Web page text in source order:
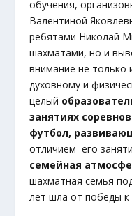
обучения,
Валентиной
ребятами Николай
шахматами, но и
внимание не только
духовному и
целый
занятиях
футбол,
отличием его
семейная
шахматная семья
лет шла от победы к